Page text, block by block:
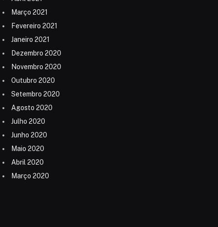
Março 2021
Fevereiro 2021
Janeiro 2021
Dezembro 2020
Novembro 2020
Outubro 2020
Setembro 2020
Agosto 2020
Julho 2020
Junho 2020
Maio 2020
Abril 2020
Março 2020